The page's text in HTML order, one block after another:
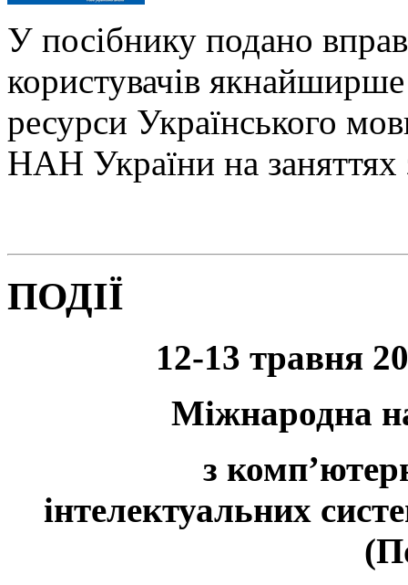
У посібнику подано
користувачів
ресурси Українського
НАН України на заняттях
ПОДІЇ
12-13 травня
Міжнародна
з
інтелектуальних